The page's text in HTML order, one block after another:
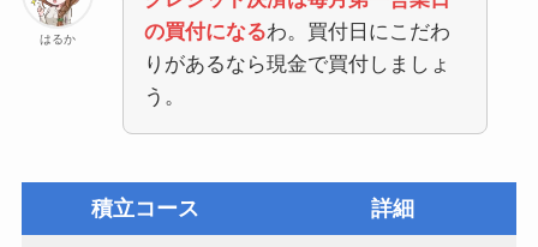
はるか
の買付になるわ。買付日にこだわ
りがあるなら現金で買付しましょ
う。
積立コース 詳細